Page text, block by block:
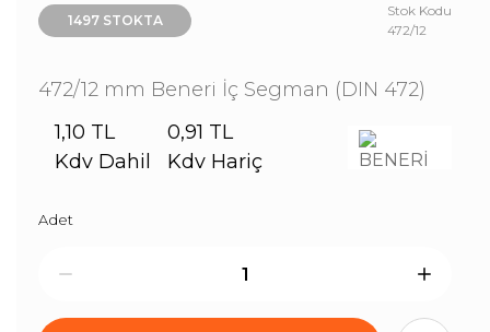
1497 STOKTA
Stok Kodu
472/12
472/12 mm Beneri İç Segman (DIN 472)
1,10 TL
Kdv Dahil
0,91 TL
Kdv Hariç
Adet